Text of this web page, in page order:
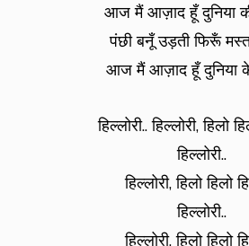
आज मैं आज़ाद हूँ दुनिया
पंछी बनूँ उड़ती फिरूँ
आज मैं आज़ाद हूँ दुनिया
हिल्लोरी.. हिल्लोरी, हिलो
हिल्लोरी..
हिल्लोरी, हिलो हिलो
हिल्लोरी..
हिल्लोरी, हिलो हिलो